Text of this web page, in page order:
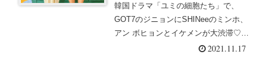
韓国ドラマ「ユミの細胞たち」で、
GOT7のジニョンにSHINeeのミンホ、
アン ボヒョンとイケメンが大渋滞♡主
演にキム ゴウンを迎えアニメとのコラ
2021.11.17